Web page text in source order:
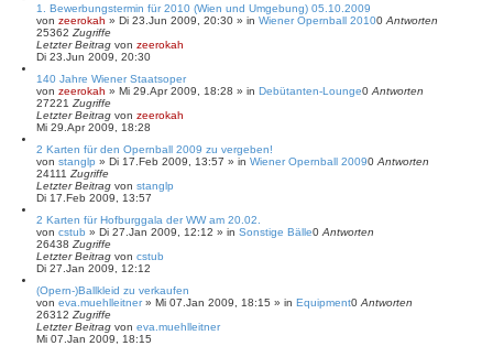
1. Bewerbungstermin für 2010 (Wien und Umgebung) 05.10.2009
von zeerokah » Di 23.Jun 2009, 20:30 » in Wiener Opernball 20100 Antworten
25362 Zugriffe
Letzter Beitrag von zeerokah
Di 23.Jun 2009, 20:30
140 Jahre Wiener Staatsoper
von zeerokah » Mi 29.Apr 2009, 18:28 » in Debütanten-Lounge0 Antworten
27221 Zugriffe
Letzter Beitrag von zeerokah
Mi 29.Apr 2009, 18:28
2 Karten für den Opernball 2009 zu vergeben!
von stanglp » Di 17.Feb 2009, 13:57 » in Wiener Opernball 20090 Antworten
24111 Zugriffe
Letzter Beitrag von stanglp
Di 17.Feb 2009, 13:57
2 Karten für Hofburggala der WW am 20.02.
von cstub » Di 27.Jan 2009, 12:12 » in Sonstige Bälle0 Antworten
26438 Zugriffe
Letzter Beitrag von cstub
Di 27.Jan 2009, 12:12
(Opern-)Ballkleid zu verkaufen
von eva.muehlleitner» Mi 07.Jan 2009, 18:15 » in Equipment0 Antworten
26312 Zugriffe
Letzter Beitrag von eva.muehlleitner
Mi 07.Jan 2009, 18:15